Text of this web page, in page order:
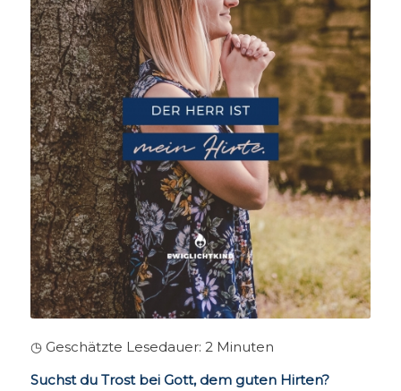
◷ Geschätzte Lesedauer: 2 Minuten
Suchst du Trost bei Gott, dem guten Hirten?